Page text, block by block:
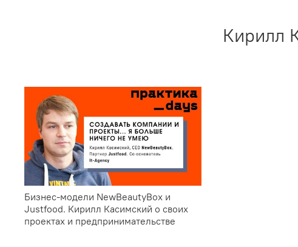
Кирилл
Бизнес-модели NewBeautyBox и
Justfood. Кирилл Касимский о своих
проектах и предпринимательстве